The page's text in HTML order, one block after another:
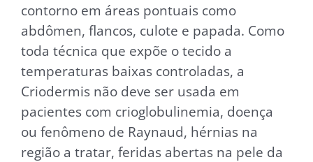
contorno em áreas pontuais como
abdômen, flancos, culote e papada. Como
toda técnica que expõe o tecido a
temperaturas baixas controladas, a
Criodermis não deve ser usada em
pacientes com crioglobulinemia, doença
ou fenômeno de Raynaud, hérnias na
região a tratar, feridas abertas na pele da